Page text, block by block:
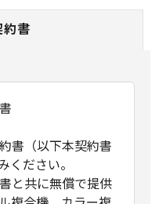
書
書（以下本契約書
ください。
と共に無償で提供